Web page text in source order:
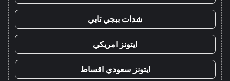
شدات ببجي تابي
ايتونز امريكي
ايتونز سعودي اقساط